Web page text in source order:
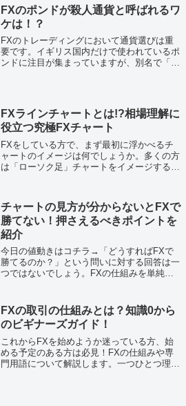
FXのポンドが殺人通貨と呼ばれるワ
ケは！？
FXのトレーディングにおいて通貨選びは重
要です。イギリス国内だけで使われているポ
ンドに注目が集まっていますが、別名で「殺
FXラインチャートとは!?相場理解に
役立つ究極FXチャート
FXをしている方で、まず最初に浮かべるチ
ャートのイメージは何でしょうか。多くの方
は「ローソク足」チャートをイメージするこ
つツールです。世界にはこのほかにも様々
な...
チャートの見方が分からないとFXで
勝てない！押さえるべきポイントを
紹介
今日の値動きはコチラ→「どうすればFXで
勝てるのか？」という問いに対する回答は一
つではないでしょう。FXの仕組みを単純に
す。ほんの一握りの人だけがFXで勝って...
FXの取引の仕組みとは？知識0から
のビギナーズガイド！
これからFXを始めようか迷っている方、始
める予定のある方は必見！FXの仕組みや専
門用語について解説します。一つひとつ理解